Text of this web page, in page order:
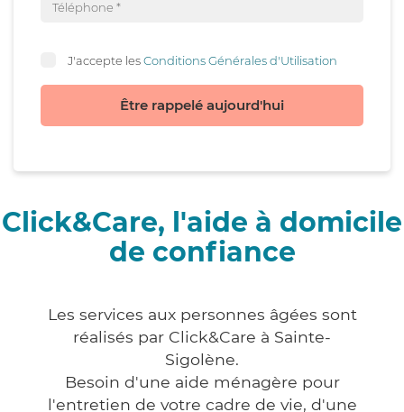
J'accepte lesConditions Générales d'Utilisation
Être rappelé aujourd'hui
Click&Care, l'aide à domicile
de confiance
Les services aux personnes âgées sont
réalisés par Click&Care à Sainte-
Sigolène.
Besoin d'une aide ménagère pour
l'entretien de votre cadre de vie, d'une